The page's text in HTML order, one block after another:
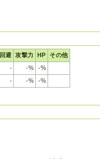
回避 攻撃力 HP
その他
- -%
-%
- -% -%